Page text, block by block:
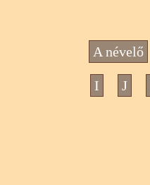
A névelő
I J